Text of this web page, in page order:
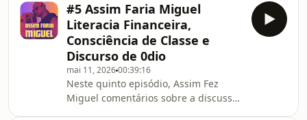
sindicatos nos países nórdicos e
sobre o orwellianismo do mundo
corporativo.
#5 Assim Faria Miguel
Literacia Financeira,
Consciência de Classe e
Discurso de 0dio
mai 11, 202600:39:16
Neste quinto episódio, Assim Fez
Miguel comentários sobre a discussão